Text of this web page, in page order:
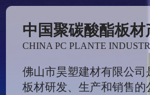
中国聚碳酸酯板材
CHINA PC PLANTE
佛山市昊塑建材有限公
板材研发、生产和销售